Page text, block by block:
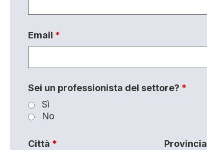
Email *
Sei un professionista del settore? *
Sì
No
Città * Provincia